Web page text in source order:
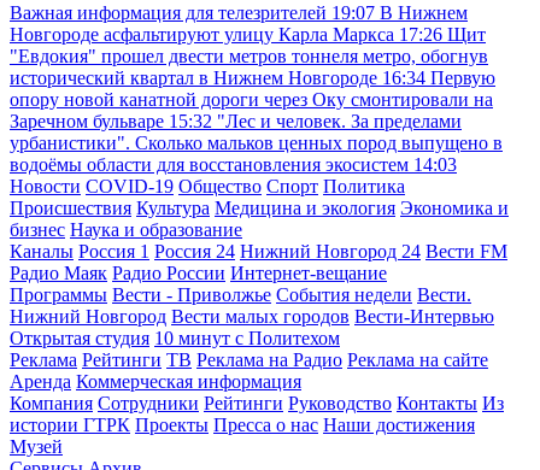
Важная информация для телезрителей 19:07 В Нижнем
Новгороде асфальтируют улицу Карла Маркса 17:26 Щит
"Евдокия" прошел двести метров тоннеля метро, обогнув
исторический квартал в Нижнем Новгороде 16:34 Первую
опору новой канатной дороги через Оку смонтировали на
Заречном бульваре 15:32 "Лес и человек. За пределами
урбанистики". Сколько мальков ценных пород выпущено в
водоёмы области для восстановления экосистем 14:03
Новости COVID-19 Общество Спорт Политика
Происшествия Культура Медицина и экология Экономика и
бизнес Наука и образование
Каналы Россия 1 Россия 24 Нижний Новгород 24 Вести FM
Радио Маяк Радио России Интернет-вещание
Программы Вести - Приволжье События недели Вести.
Нижний Новгород Вести малых городов Вести-Интервью
Открытая студия 10 минут с Политехом
Реклама Рейтинги ТВ Реклама на Радио Реклама на сайте
Аренда Коммерческая информация
Компания Сотрудники Рейтинги Руководство Контакты Из
истории ГТРК Проекты Пресса о нас Наши достижения
Музей